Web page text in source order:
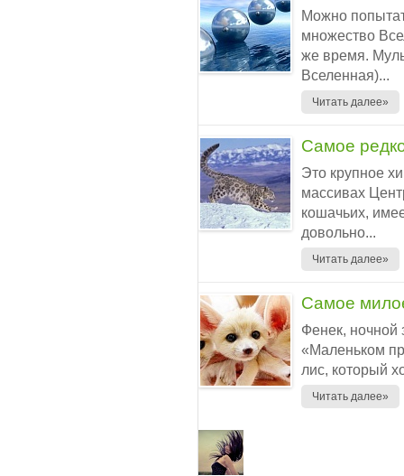
Можно
множество
же время.
Вселенная)...
Читать далее»
Самое
Это крупное
массивах
кошачьих,
довольно...
Читать далее»
Самое
Фенек, ночной
«Маленьком
лис, который
Читать далее»